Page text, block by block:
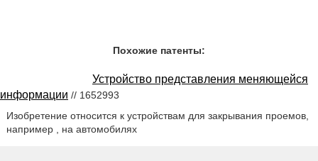
Похожие патенты:
Устройство представления меняющейся
информации // 1652993
Изобретение относится к устройствам для закрывания проемов,
например , на автомобилях